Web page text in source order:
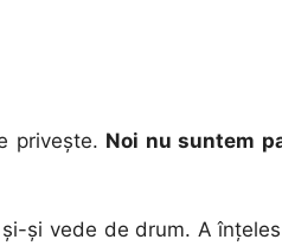
priveşte. Noi nu suntem
şi vede de drum. A